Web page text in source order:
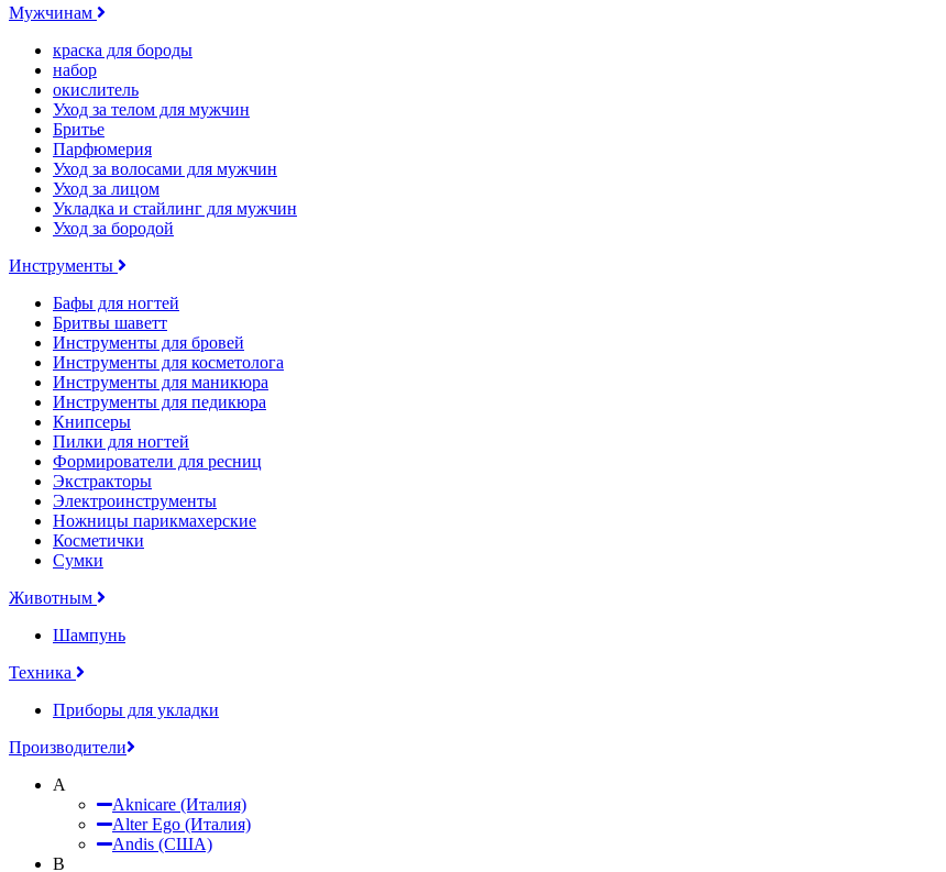
Мужчинам
краска для бороды
набор
окислитель
Уход за телом для мужчин
Бритье
Парфюмерия
Уход за волосами для мужчин
Уход за лицом
Укладка и стайлинг для мужчин
Уход за бородой
Инструменты
Бафы для ногтей
Бритвы шаветт
Инструменты для бровей
Инструменты для косметолога
Инструменты для маникюра
Инструменты для педикюра
Книпсеры
Пилки для ногтей
Формирователи для ресниц
Экстракторы
Электроинструменты
Ножницы парикмахерские
Косметички
Сумки
Животным
Шампунь
Техника
Приборы для укладки
Производители
A
Aknicare (Италия)
Alter Ego (Италия)
Andis (США)
B